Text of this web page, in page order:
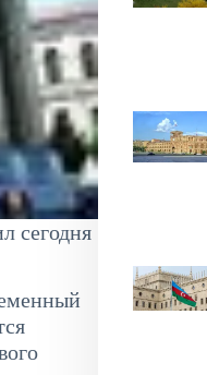
сегодня